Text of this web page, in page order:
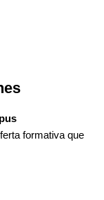
formativa que